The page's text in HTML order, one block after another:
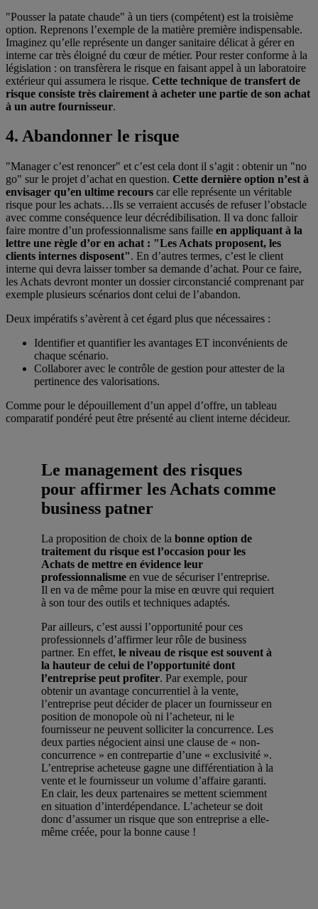
"Pousser la patate chaude" à un tiers (compétent) est la troisième
option. Reprenons l’exemple de la matière première indispensable.
Imaginez qu’elle représente un danger sanitaire délicat à gérer en
interne car très éloigné du cœur de métier. Pour rester conforme à la
législation : on transfèrera le risque en faisant appel à un laboratoire
extérieur qui assumera le risque. Cette technique de transfert de
risque consiste très clairement à acheter une partie de son achat
à un autre fournisseur.
4. Abandonner le risque
"Manager c’est renoncer" et c’est cela dont il s’agit : obtenir un "no
go" sur le projet d’achat en question. Cette dernière option n’est à
envisager qu’en ultime recours car elle représente un véritable
risque pour les achats…Ils se verraient accusés de refuser l’obstacle
avec comme conséquence leur décrédibilisation. Il va donc falloir
faire montre d’un professionnalisme sans faille en appliquant à la
lettre une règle d’or en achat : "Les Achats proposent, les
clients internes disposent". En d’autres termes, c’est le client
interne qui devra laisser tomber sa demande d’achat. Pour ce faire,
les Achats devront monter un dossier circonstancié comprenant par
exemple plusieurs scénarios dont celui de l’abandon.
Deux impératifs s’avèrent à cet égard plus que nécessaires :
Identifier et quantifier les avantages ET inconvénients de
chaque scénario.
Collaborer avec le contrôle de gestion pour attester de la
pertinence des valorisations.
Comme pour le dépouillement d’un appel d’offre, un tableau
comparatif pondéré peut être présenté au client interne décideur.
Le management des risques
pour affirmer les Achats comme
business patner
La proposition de choix de la bonne option de
traitement du risque est l’occasion pour les
Achats de mettre en évidence leur
professionnalisme en vue de sécuriser l’entreprise.
Il en va de même pour la mise en œuvre qui requiert
à son tour des outils et techniques adaptés.
Par ailleurs, c’est aussi l’opportunité pour ces
professionnels d’affirmer leur rôle de business
partner. En effet, le niveau de risque est souvent à
la hauteur de celui de l’opportunité dont
l’entreprise peut profiter. Par exemple, pour
obtenir un avantage concurrentiel à la vente,
l’entreprise peut décider de placer un fournisseur en
position de monopole où ni l’acheteur, ni le
fournisseur ne peuvent solliciter la concurrence. Les
deux parties négocient ainsi une clause de « non-
concurrence » en contrepartie d’une « exclusivité ».
L’entreprise acheteuse gagne une différentiation à la
vente et le fournisseur un volume d’affaire garanti.
En clair, les deux partenaires se mettent sciemment
en situation d’interdépendance. L’acheteur se doit
donc d’assumer un risque que son entreprise a elle-
même créée, pour la bonne cause !